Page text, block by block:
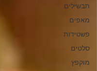
תבשילים
מאפים
פשטידות
סלטים
מוקפץ